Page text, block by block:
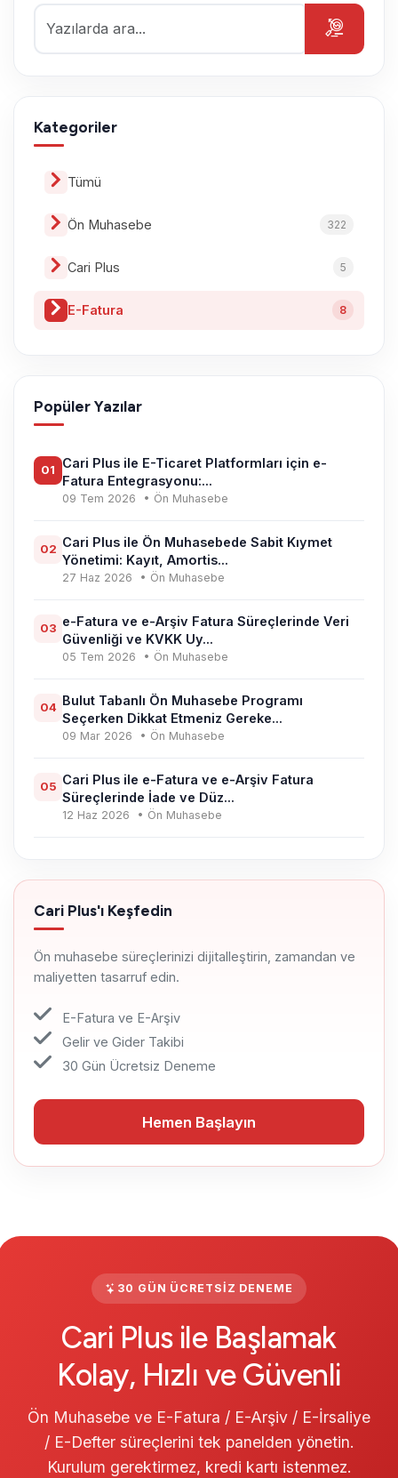
Kategoriler
Tümü
Ön Muhasebe 322
Cari Plus 5
E-Fatura 8
Popüler Yazılar
01
Cari Plus ile E-Ticaret Platformları için e-
Fatura Entegrasyonu:...
09 Tem 2026 • Ön Muhasebe
02 Cari Plus ile Ön Muhasebede Sabit Kıymet
Yönetimi: Kayıt, Amortis...
27 Haz 2026 • Ön Muhasebe
03 e-Fatura ve e-Arşiv Fatura Süreçlerinde Veri
Güvenliği ve KVKK Uy...
05 Tem 2026 • Ön Muhasebe
04 Bulut Tabanlı Ön Muhasebe Programı
Seçerken Dikkat Etmeniz Gereke...
09 Mar 2026 • Ön Muhasebe
05 Cari Plus ile e-Fatura ve e-Arşiv Fatura
Süreçlerinde İade ve Düz...
12 Haz 2026 • Ön Muhasebe
Cari Plus'ı Keşfedin
Ön muhasebe süreçlerinizi dijitalleştirin, zamandan ve
maliyetten tasarruf edin.
E-Fatura ve E-Arşiv
Gelir ve Gider Takibi
30 Gün Ücretsiz Deneme
Hemen Başlayın
30 GÜN ÜCRETSIZ DENEME
Cari Plus ile Başlamak
Kolay, Hızlı ve Güvenli
Ön Muhasebe ve E-Fatura / E-Arşiv / E-İrsaliye
/ E-Defter süreçlerini tek panelden yönetin.
Kurulum gerektirmez, kredi kartı istenmez.